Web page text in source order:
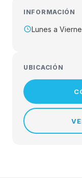
Digesto Municipal
Honorable
INFORMACIÓN
Lunes a
UBICACIÓN